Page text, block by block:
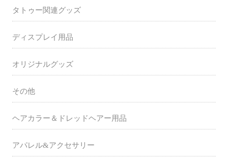
タトゥー関連グッズ
ディスプレイ用品
オリジナルグッズ
その他
ヘアカラー＆ドレッドヘアー用品
アパレル&アクセサリー